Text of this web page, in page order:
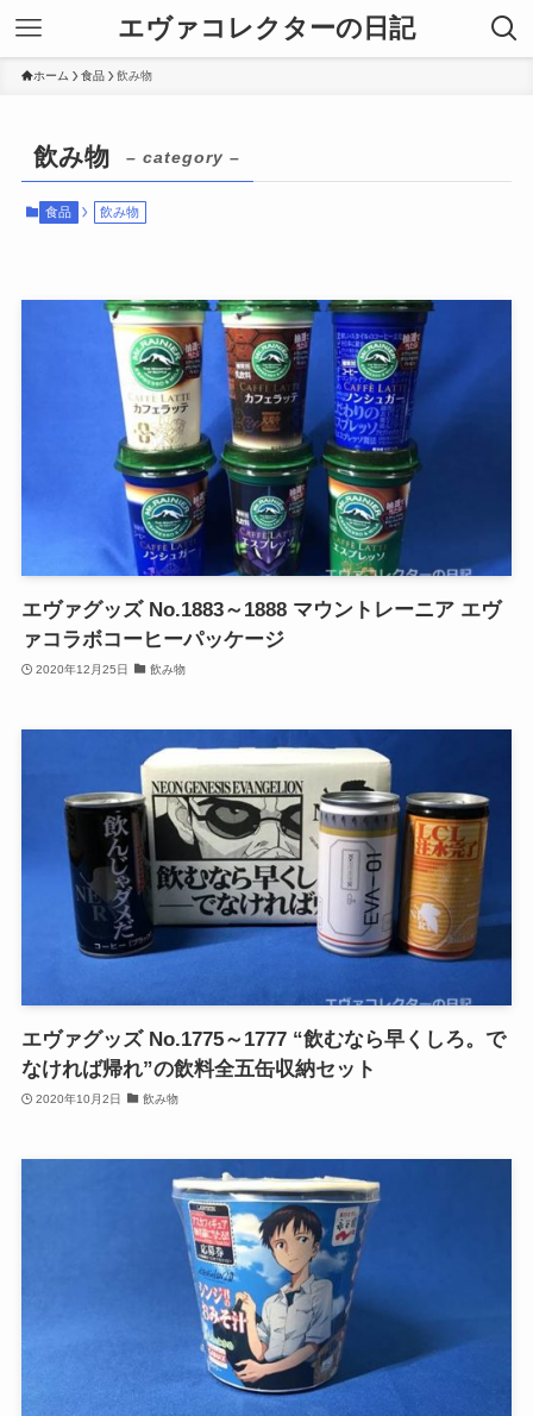
エヴァコレクターの日記
ホーム 食品 飲み物
飲み物 – category –
食品 飲み物
エヴァグッズ No.1883～1888 マウントレーニア エヴ
ァコラボコーヒーパッケージ
2020年12月25日 飲み物
エヴァグッズ No.1775～1777 “飲むなら早くしろ。で
なければ帰れ”の飲料全五缶収納セット
2020年10月2日 飲み物